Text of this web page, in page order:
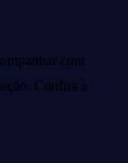
com
Confira a